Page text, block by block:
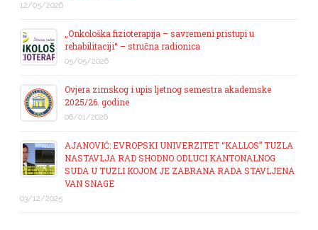
12/05/2026
„Onkološka fizioterapija – savremeni pristupi u
rehabilitaciji“ – stručna radionica
05/05/2026
Ovjera zimskog i upis ljetnog semestra akademske
2025/26. godine
06/01/2026
AJANOVIĆ: EVROPSKI UNIVERZITET “KALLOS” TUZLA
NASTAVLJA RAD SHODNO ODLUCI KANTONALNOG
SUDA U TUZLI KOJOM JE ZABRANA RADA STAVLJENA
VAN SNAGE
03/12/2025